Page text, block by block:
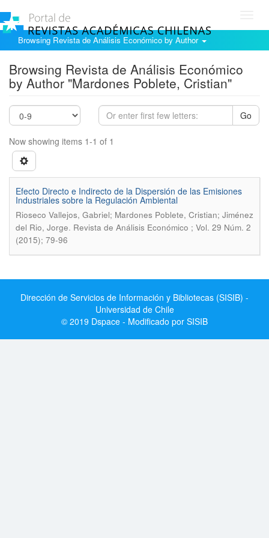
Browsing Revista de Análisis Económico by Author
Browsing Revista de Análisis Económico
by Author "Mardones Poblete, Cristian"
Go
Now showing items 1-1 of 1
Efecto Directo e Indirecto de la Dispersión de las Emisiones
Industriales sobre la Regulación Ambiental
Rioseco Vallejos, Gabriel; Mardones Poblete, Cristian; Jiménez
del Rio, Jorge. Revista de Análisis Económico ; Vol. 29 Núm. 2
(2015); 79-96
Dirección de Servicios de Información y Bibliotecas (SISIB) -
Universidad de Chile
© 2019 Dspace - Modificado por SISIB